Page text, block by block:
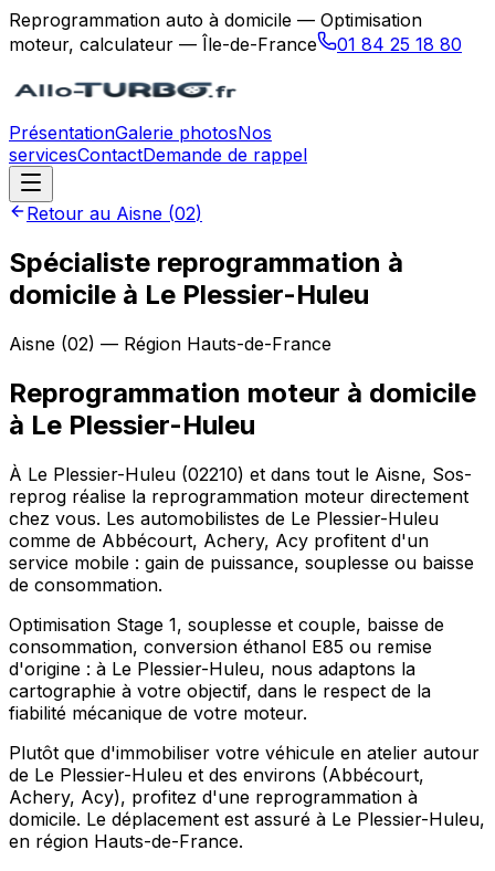
Reprogrammation auto à domicile — Optimisation
moteur, calculateur — Île-de-France
01 84 25 18 80
PrésentationGalerie photosNos
servicesContactDemande de rappel
Retour au Aisne (02)
Spécialiste reprogrammation à
domicile à Le Plessier-Huleu
Aisne (02) — Région Hauts-de-France
Reprogrammation moteur à domicile
à Le Plessier-Huleu
À Le Plessier-Huleu (02210) et dans tout le Aisne, Sos-
reprog réalise la reprogrammation moteur directement
chez vous. Les automobilistes de Le Plessier-Huleu
comme de Abbécourt, Achery, Acy profitent d'un
service mobile : gain de puissance, souplesse ou baisse
de consommation.
Optimisation Stage 1, souplesse et couple, baisse de
consommation, conversion éthanol E85 ou remise
d'origine : à Le Plessier-Huleu, nous adaptons la
cartographie à votre objectif, dans le respect de la
fiabilité mécanique de votre moteur.
Plutôt que d'immobiliser votre véhicule en atelier autour
de Le Plessier-Huleu et des environs (Abbécourt,
Achery, Acy), profitez d'une reprogrammation à
domicile. Le déplacement est assuré à Le Plessier-Huleu,
en région Hauts-de-France.